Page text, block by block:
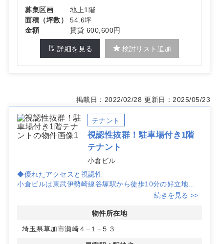
募集区画
地上1階
面積（坪数）
54.6坪
金額
賃貸 600,600円
詳細を見る 検討リスト追加
掲載日：2022/02/28 更新日：2025/05/23
テナント
視認性抜群！駐車場付き1階
テナント
小倉ビル
◆優れたアクセスと視認性
小倉ビルは東武伊勢崎線谷塚駅から徒歩10分の好立地に
あり、1階路面に位置するため、通行する人々に対する視
◆充実の駐車設備
駐車場が完備されており、車でのアクセスも便利です。ま
続きを見る >>
物件所在地
埼玉県草加市瀬崎４−１−５３